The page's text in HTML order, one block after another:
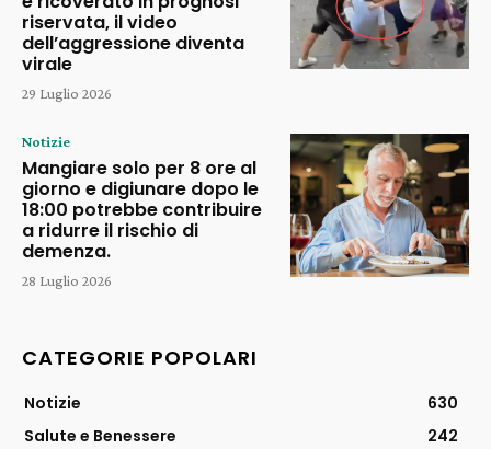
riservata, il video
dell’aggressione diventa
virale
29 Luglio 2026
Notizie
Mangiare solo per 8 ore al
giorno e digiunare dopo le
18:00 potrebbe contribuire
a ridurre il rischio di
demenza.
28 Luglio 2026
CATEGORIE POPOLARI
Notizie
630
Salute e Benessere
242